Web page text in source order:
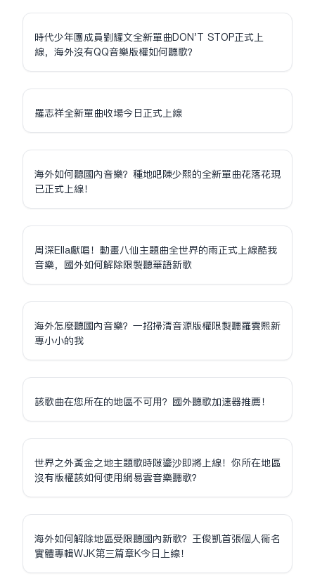
時代少年團成員劉耀文全新單曲DON'T STOP正式上
線，海外沒有QQ音樂版權如何聽歌？
羅志祥全新單曲收場今日正式上線
海外如何聽國內音樂？種地吧陳少熙的全新單曲花落花現
已正式上線！
周深Ella獻唱！動畫八仙主題曲全世界的雨正式上線酷我
音樂，國外如何解除限制聽華語新歌
海外怎麼聽國內音樂？一招掃清音源版權限制聽羅雲熙新
專小小的我
該歌曲在您所在的地區不可用？國外聽歌加速器推薦！
世界之外黃金之地主題歌時隙鎏沙即將上線！你所在地區
沒有版權該如何使用網易雲音樂聽歌？
海外如何解除地區受限聽國內新歌？王俊凱首張個人同名
實體專輯WJK第三篇章K今日上線！